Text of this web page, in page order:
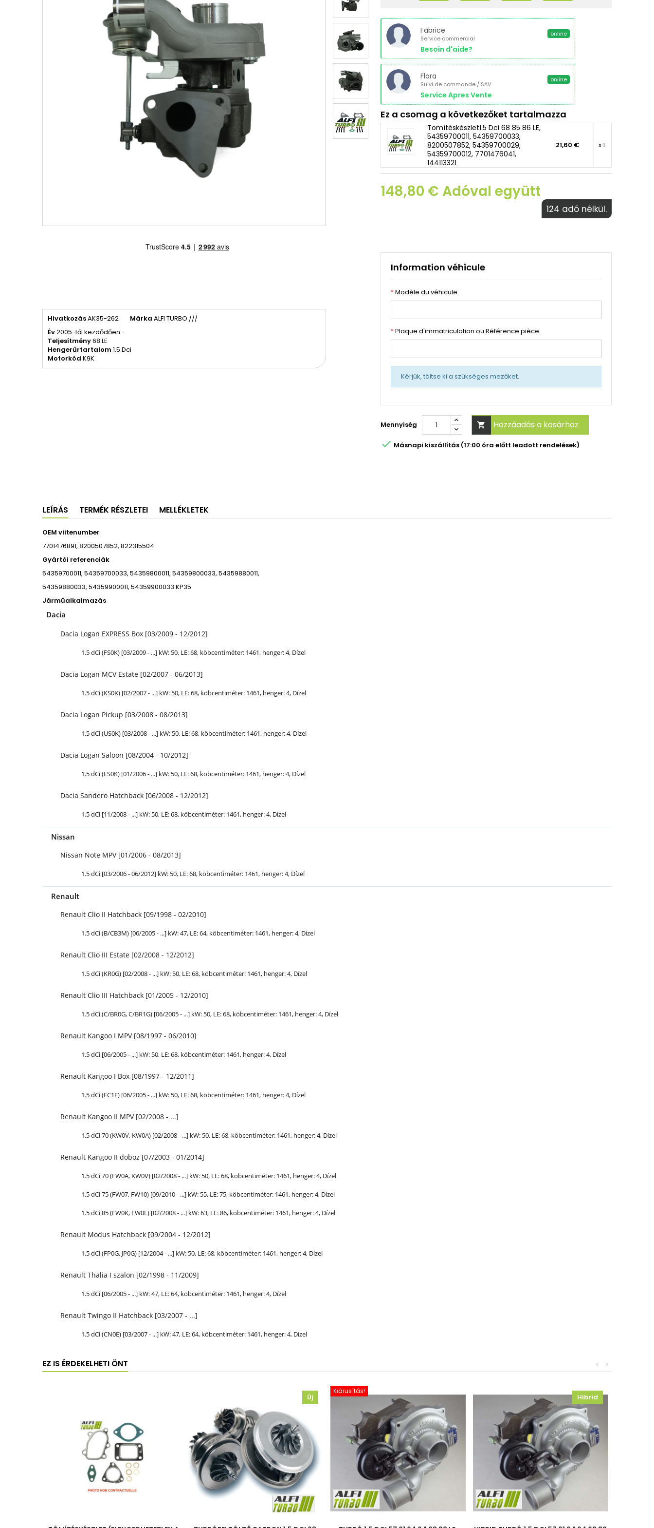
HivatkozásAK35-262 Márka ALFI TURBO ///
Év2005-től kezdődően -
Teljesítmény68 LE
Hengerűrtartalom 1.5 Dci
Motorkód K9K
Fabrice
Service commercial
Besoin d'aide?
online
Flora
Suivi de commande / SAV
Service Apres Vente
online
Ez a csomag a következőket tartalmazza
Tömítéskészlet1.5 Dci 68 85 86 LE,
54359700011, 54359700033,
8200507852, 54359700029,
54359700012, 7701476041,
144113321
21,60 € x 1
148,80 € Adóval együtt
124 adó nélkül.
Information véhicule
*Modèle du véhicule
*Plaque d'immatriculation ou Référence pièce
Kérjük, töltse ki a szükséges mezőket.
Mennyiség  Hozzáadás a kosárhoz
 Másnapi kiszállítás (17:00 óra előtt leadott rendelések)
LEÍRÁS TERMÉK RÉSZLETEI MELLÉKLETEK
OEM viitenumber
7701476891, 8200507852, 822315504
Gyártói referenciák
54359700011, 54359700033, 54359800011, 54359800033, 54359880011,
54359880033, 54359900011, 54359900033 KP35
Járműalkalmazás
Dacia
Dacia Logan EXPRESS Box [03/2009 - 12/2012]
1.5 dCi (FS0K) [03/2009 - ...] kW: 50, LE: 68, köbcentiméter: 1461, henger: 4, Dízel
Dacia Logan MCV Estate [02/2007 - 06/2013]
1.5 dCi (KS0K) [02/2007 - ...] kW: 50, LE: 68, köbcentiméter: 1461, henger: 4, Dízel
Dacia Logan Pickup [03/2008 - 08/2013]
1.5 dCi (US0K) [03/2008 - ...] kW: 50, LE: 68, köbcentiméter: 1461, henger: 4, Dízel
Dacia Logan Saloon [08/2004 - 10/2012]
1.5 dCi (LS0K) [01/2006 - ...] kW: 50, LE: 68, köbcentiméter: 1461, henger: 4, Dízel
Dacia Sandero Hatchback [06/2008 - 12/2012]
1.5 dCi [11/2008 - ...] kW: 50, LE: 68, köbcentiméter: 1461, henger: 4, Dízel
Nissan
Nissan Note MPV [01/2006 - 08/2013]
1.5 dCi [03/2006 - 06/2012] kW: 50, LE: 68, köbcentiméter: 1461, henger: 4, Dízel
Renault
Renault Clio II Hatchback [09/1998 - 02/2010]
1.5 dCi (B/CB3M) [06/2005 - ...] kW: 47, LE: 64, köbcentiméter: 1461, henger: 4, Dízel
Renault Clio III Estate [02/2008 - 12/2012]
1.5 dCi (KR0G) [02/2008 - ...] kW: 50, LE: 68, köbcentiméter: 1461, henger: 4, Dízel
Renault Clio III Hatchback [01/2005 - 12/2010]
1.5 dCi (C/BR0G, C/BR1G) [06/2005 - ...] kW: 50, LE: 68, köbcentiméter: 1461, henger: 4, Dízel
Renault Kangoo I MPV [08/1997 - 06/2010]
1.5 dCi [06/2005 - ...] kW: 50, LE: 68, köbcentiméter: 1461, henger: 4, Dízel
Renault Kangoo I Box [08/1997 - 12/2011]
1.5 dCi (FC1E) [06/2005 - ...] kW: 50, LE: 68, köbcentiméter: 1461, henger: 4, Dízel
Renault Kangoo II MPV [02/2008 - ...]
1.5 dCi 70 (KW0V, KW0A) [02/2008 - ...] kW: 50, LE: 68, köbcentiméter: 1461, henger: 4, Dízel
Renault Kangoo II doboz [07/2003 - 01/2014]
1.5 dCi 70 (FW0A, KW0V) [02/2008 - ...] kW: 50, LE: 68, köbcentiméter: 1461, henger: 4, Dízel
1.5 dCi 75 (FW07, FW10) [09/2010 - ...] kW: 55, LE: 75, köbcentiméter: 1461, henger: 4, Dízel
1.5 dCi 85 (FW0K, FW0L) [02/2008 - ...] kW: 63, LE: 86, köbcentiméter: 1461, henger: 4, Dízel
Renault Modus Hatchback [09/2004 - 12/2012]
1.5 dCi (FP0G, JP0G) [12/2004 - ...] kW: 50, LE: 68, köbcentiméter: 1461, henger: 4, Dízel
Renault Thalia I szalon [02/1998 - 11/2009]
1.5 dCi [06/2005 - ...] kW: 47, LE: 64, köbcentiméter: 1461, henger: 4, Dízel
Renault Twingo II Hatchback [03/2007 - ...]
1.5 dCi (CN0E) [03/2007 - ...] kW: 47, LE: 64, köbcentiméter: 1461, henger: 4, Dízel
EZ IS ÉRDEKELHETI ÖNT >
<
Új
Kiárusítás!
Hibrid